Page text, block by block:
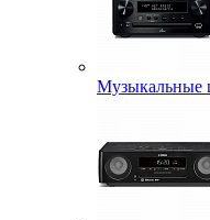
Музыкальные